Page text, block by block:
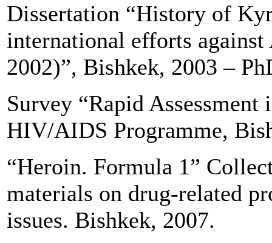
Dissertation “History of
international efforts
2002)”, Bishkek, 2003 –
Survey “Rapid
HIV/AIDS Programme,
“Heroin. Formula 1”
materials on drug-related
issues. Bishkek, 2007.